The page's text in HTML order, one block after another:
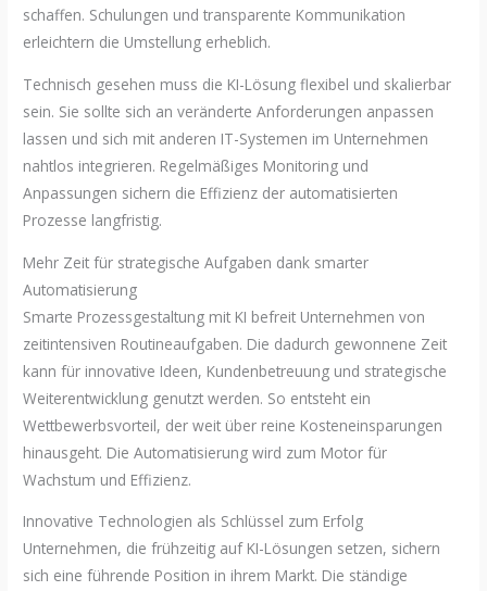
schaffen. Schulungen und transparente Kommunikation
erleichtern die Umstellung erheblich.
Technisch gesehen muss die KI-Lösung flexibel und skalierbar
sein. Sie sollte sich an veränderte Anforderungen anpassen
lassen und sich mit anderen IT-Systemen im Unternehmen
nahtlos integrieren. Regelmäßiges Monitoring und
Anpassungen sichern die Effizienz der automatisierten
Prozesse langfristig.
Mehr Zeit für strategische Aufgaben dank smarter
Automatisierung
Smarte Prozessgestaltung mit KI befreit Unternehmen von
zeitintensiven Routineaufgaben. Die dadurch gewonnene Zeit
kann für innovative Ideen, Kundenbetreuung und strategische
Weiterentwicklung genutzt werden. So entsteht ein
Wettbewerbsvorteil, der weit über reine Kosteneinsparungen
hinausgeht. Die Automatisierung wird zum Motor für
Wachstum und Effizienz.
Innovative Technologien als Schlüssel zum Erfolg
Unternehmen, die frühzeitig auf KI-Lösungen setzen, sichern
sich eine führende Position in ihrem Markt. Die ständige